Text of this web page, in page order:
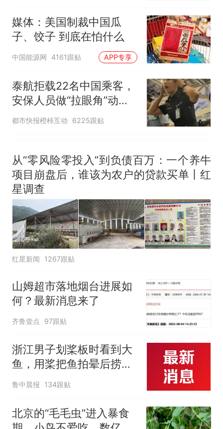
人生
媒体：美国制裁中国瓜
子、饺子 到底在怕什么
中国能源网 4161跟贴 APP专享
泰航拒载22名中国乘客，
安保人员做“拉眼角”动
作，泰国机场最新回应：
改签但没兑现
都市快报橙柿互动 6225跟贴
从“零风险零投入”到负债百万：一个养牛
项目崩盘后，谁该为农户的贷款买单丨红
星调查
红星新闻 1267跟贴
山姆超市落地烟台进展如
何？最新消息来了
齐鲁壹点 97跟贴
浙江男子划桨板时看到大
鱼，用桨把鱼拍晕后捞
起；当事人：鱼重7斤6
味道很好
鲁中晨报 134跟贴
北京的“毛毛虫”进入暴食